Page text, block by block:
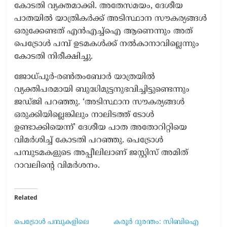
കോടതി വ്യക്തമാക്കി. അതേസമയം, ദേശീയ
പാതയിൽ യാത്രികർക്ക് അടിസ്ഥാന സൗകര്യങ്ങൾ
ഒരുക്കേണ്ടത് എൻഎച്ച്‌ഐ ആണെന്നും അത്
പെട്രോൾ പമ്പ് ഉടമകൾക്ക് നൽകാനാവില്ലെന്നും
കോടതി നിരീക്ഷിച്ചു.
ജോധ്പൂർ-രൺതംബോർ യാത്രയിൽ
വ്യക്തിപരമായി ബുദ്ധിമുട്ടനുഭവിച്ചിട്ടുണ്ടെന്നും
ജഡ്ജി പറഞ്ഞു. ‘അടിസ്ഥാന സൗകര്യങ്ങൾ
ഒരുക്കിയില്ലെങ്കിലും നാലിടത്ത് ടോൾ
ഉണ്ടാക്കിയെന്ന്’ ദേശീയ പാത അതോറിറ്റിയെ
വിമർശിച്ച് കോടതി പറഞ്ഞു. പെട്രോൾ
പമ്പുടമകളുടെ അപ്പീലിലാണ് ജസ്റ്റിസ് അമിത്
റാവലിന്റെ വിമർശനം.
Related
പെട്രോള്‍ പമ്പുകളിലെ
കരൂർ ദുരന്തം: സിബിഐ